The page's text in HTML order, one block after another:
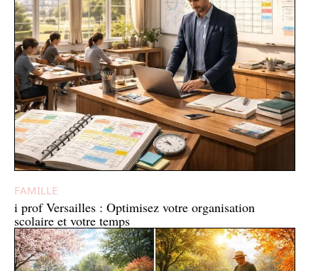
FAMILLE
i prof Versailles : Optimisez votre organisation
scolaire et votre temps